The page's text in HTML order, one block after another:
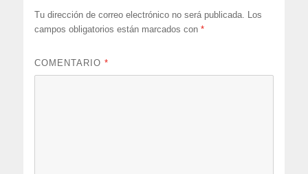
Tu dirección de correo electrónico no será publicada.
Los
campos obligatorios están marcados con*
COMENTARIO*